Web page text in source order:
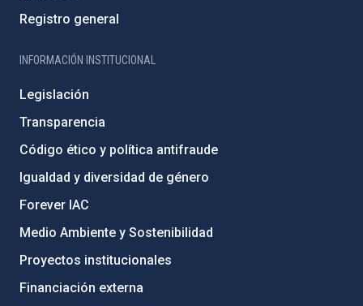
Registro general
INFORMACIÓN INSTITUCIONAL
Legislación
Transparencia
Código ético y política antifraude
Igualdad y diversidad de género
Forever IAC
Medio Ambiente y Sostenibilidad
Proyectos institucionales
Financiación externa